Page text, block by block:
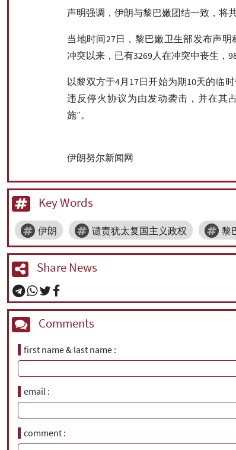
声明强调，伊朗与黎巴嫩团结一致，将
当地时间27日，黎巴嫩卫生部发布声
冲突以来，已有3269人在冲突中丧生，
以黎双方于4月17日开始为期10天的临
违反停火协议为由发动袭击，并在其
施”。
伊朗努尔新闻网
Key Words
伊朗 谴责犹太复国主义政权 黎
Share News
Comments
first name & last name
email
comment